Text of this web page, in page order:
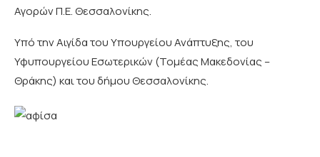
Αγορών Π.Ε. Θεσσαλονίκης.
Υπό την Αιγίδα του Υπουργείου Ανάπτυξης, του
Υφυπουργείου Εσωτερικών (Τομέας Μακεδονίας –
Θράκης) και του δήμου Θεσσαλονίκης.